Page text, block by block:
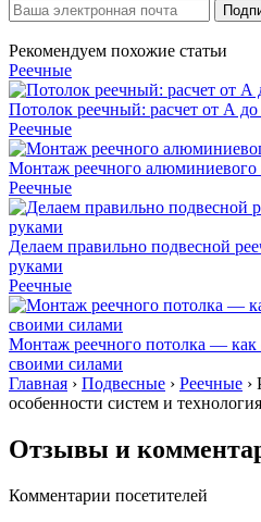
Рекомендуем похожие статьи
Реечные
Потолок реечный: расчет от А
Реечные
Монтаж реечного алюминиевого
Реечные
Делаем правильно подвесной
руками
Реечные
Монтаж реечного потолка — как
своими силами
Главная › Подвесные › Реечные ›
особенности систем и
Отзывы и
Комментарии посетителей